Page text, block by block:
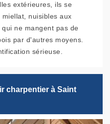
extérieures, ils se
nuisibles aux
ne mangent pas de
par d'autres moyens.
sérieuse.
charpentier à Saint